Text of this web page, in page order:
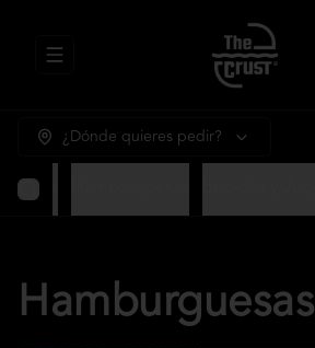
Abrir menu de navegación
¿Dónde quieres pedir?
Hamburguesas